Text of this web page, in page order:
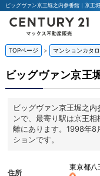
TOPページ マンションカタ
ビッグヴァン京王
ビッグヴァン京王堀之
ンで、最寄り駅は京王
離にあります。1998年8
ションです。
住所
東京都八